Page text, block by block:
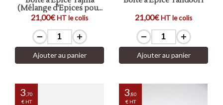
(Mélange d'Epices pour
Tajine)
21,00€ HT le colis
Ajouter au panier
21,00€ HT le colis
Ajouter au panier
3 ,70
€ HT
3 ,80
€ HT